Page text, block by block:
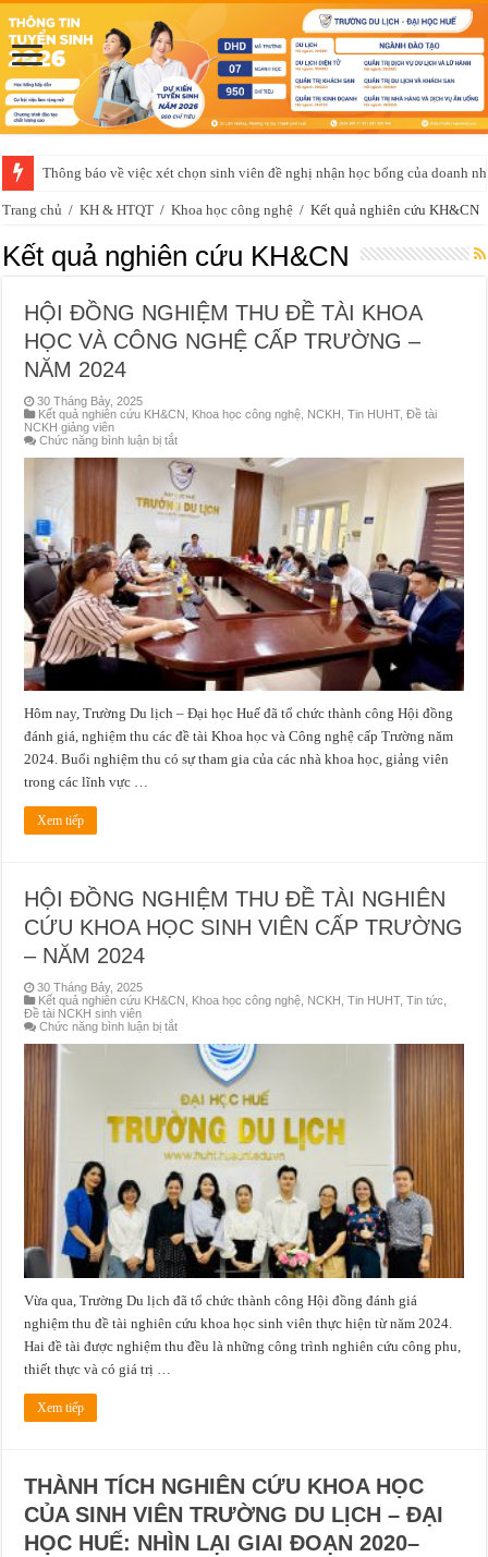
Thông báo về việc xét chọn sinh viên đề nghị nhận học bổng của doanh
Trang chủ / KH & HTQT / Khoa học công nghệ / Kết quả nghiên cứu KH&CN
Kết quả nghiên cứu KH&CN
HỘI ĐỒNG NGHIỆM THU ĐỀ TÀI KHOA
HỌC VÀ CÔNG NGHỆ CẤP TRƯỜNG –
NĂM 2024
30 Tháng Bảy, 2025
Kết quả nghiên cứu KH&CN
Khoa học công nghệ NCKH ,Tin HUHT,Đề tài
NCKH giảng viên
Chức năng bình luận bị tắtở
ĐỒNG
NGHIỆM
THU
ĐỀ
TÀI
KHOA
HỌC
VÀ
CÔNG
NGHỆ
CẤP
TRƯỜNG
–
NĂM
2024
Hôm nay, Trường Du lịch – Đại học Huế đã tổ chức thành công Hội đồng
đánh giá, nghiệm thu các đề tài Khoa học và Công nghệ cấp Trường năm
2024. Buổi nghiệm thu có sự tham gia của các nhà khoa học, giảng viên
trong các lĩnh vực …
Xem tiếp
HỘI ĐỒNG NGHIỆM THU ĐỀ TÀI NGHIÊN
CỨU KHOA HỌC SINH VIÊN CẤP TRƯỜNG
– NĂM 2024
30 Tháng Bảy, 2025
Kết quả nghiên cứu KH&CN
Khoa học công nghệ NCKH ,Tin HUHT,Tin tức
Đề tài NCKH sinh viên
Chức năng bình luận bị tắtở
ĐỒNG
NGHIỆM
ĐỀ
TÀI
NGHIÊN
CỨU
KHOA
HỌC
SINH
VIÊN
CẤP
TRƯỜNG
–
NĂM
2024
Vừa qua, Trường Du lịch đã tổ chức thành công Hội đồng đánh giá
nghiệm thu đề tài nghiên cứu khoa học sinh viên thực hiện từ năm 2024.
Hai đề tài được nghiệm thu đều là những công trình nghiên cứu công phu,
thiết thực và có giá trị …
Xem tiếp
THÀNH TÍCH NGHIÊN CỨU KHOA HỌC
CỦA SINH VIÊN TRƯỜNG DU LỊCH – ĐẠI
HỌC HUẾ: NHÌN LẠI GIAI ĐOẠN 2020–